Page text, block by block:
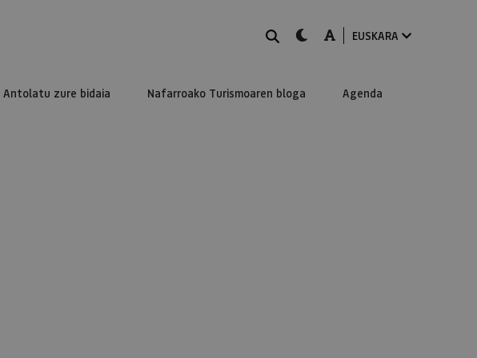
BILATUdark-mode
A-modeEUSKARA
Antolatu zure bidaia Nafarroako Turismoaren bloga Agenda